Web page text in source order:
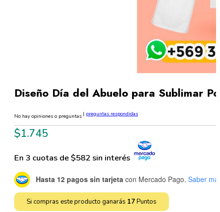
Diseño Día del Abuelo para Sublimar
No hay opiniones o preguntas | preguntas respondidas
$1.745
En 3 cuotas de $582 sin interés
Hasta 12 pagos sin tarjeta con Mercado Pago. Saber
Si compras este producto ganarás 17Puntos